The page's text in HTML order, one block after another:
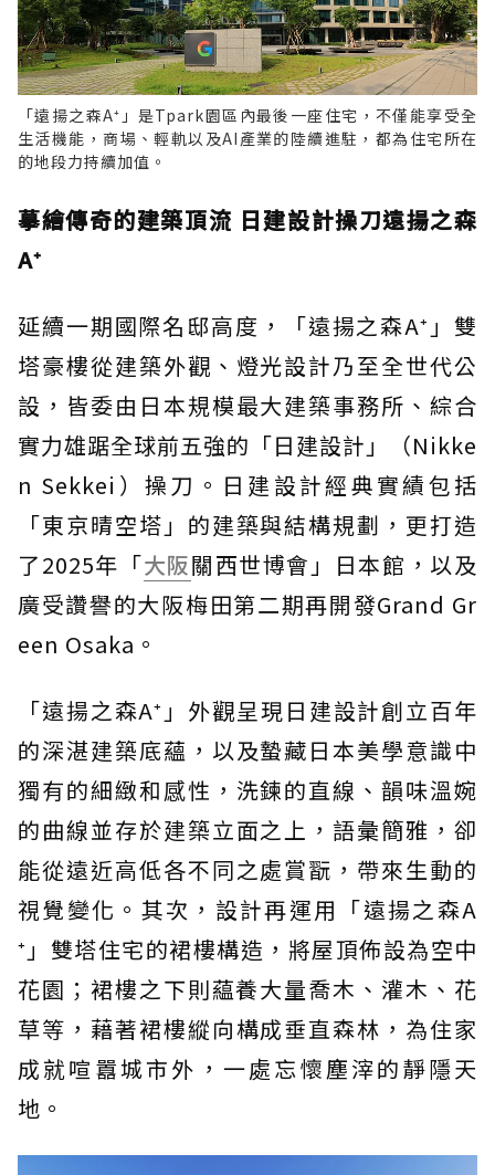
「遠揚之森A⁺」是Tpark園區內最後一座住宅，不僅能享受全
生活機能，商場、輕軌以及AI產業的陸續進駐，都為住宅所在
的地段力持續加值。
摹繪傳奇的建築頂流 日建設計操刀遠揚之森
A⁺
延續一期國際名邸高度，「遠揚之森A⁺」雙
塔豪樓從建築外觀、燈光設計乃至全世代公
設，皆委由日本規模最大建築事務所、綜合
實力雄踞全球前五強的「日建設計」（Nikke
n Sekkei）操刀。日建設計經典實績包括
「東京晴空塔」的建築與結構規劃，更打造
了2025年「大阪關西世博會」日本館，以及
廣受讚譽的大阪梅田第二期再開發Grand Gr
een Osaka。
「遠揚之森A⁺」外觀呈現日建設計創立百年
的深湛建築底蘊，以及蟄藏日本美學意識中
獨有的細緻和感性，洗鍊的直線、韻味溫婉
的曲線並存於建築立面之上，語彙簡雅，卻
能從遠近高低各不同之處賞翫，帶來生動的
視覺變化。其次，設計再運用「遠揚之森A
⁺」雙塔住宅的裙樓構造，將屋頂佈設為空中
花園；裙樓之下則藴養大量喬木、灌木、花
草等，藉著裙樓縱向構成垂直森林，為住家
成就喧囂城市外，一處忘懷塵滓的靜隱天
地。